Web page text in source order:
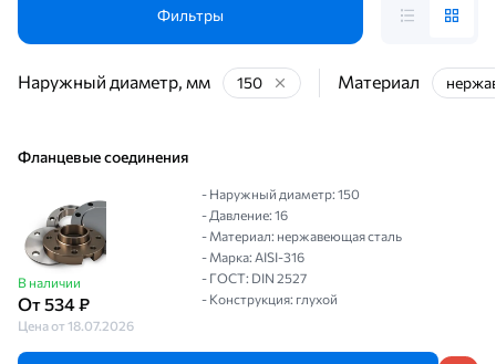
Фильтры
Наружный диаметр, мм 150 Материал
Фланцевые соединения
В наличии
От 534 ₽
Цена от 18.07.2026
- Наружный диаметр: 150
- Давление: 16
- Материал: нержавеющая сталь
- Марка: AISI-316
- ГОСТ: DIN 2527
- Конструкция: глухой